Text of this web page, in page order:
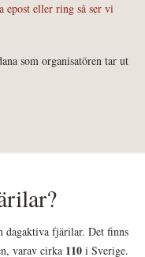
epost eller ring så ser vi
som organisatören tar ut
dagaktiva fjärilar. Det finns
varav cirka 110 i Sverige.